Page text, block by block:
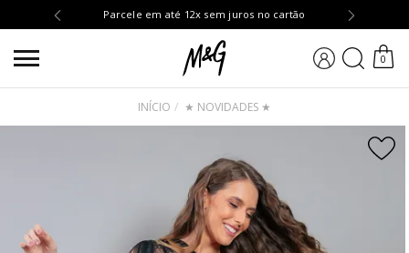
Parcele em até 12x sem juros no cartão
0
INÍCIO ★ NOVIDADES ★